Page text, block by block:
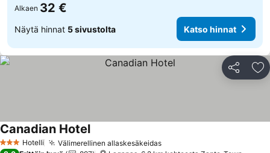
Alkaen 32 €
Näytä hinnat 5 sivustolta Katso hinnat
Jaa
3 Tähtiluokitus
Hotelli Välimerellinen allaskesäkeidas
Canadian Hotel